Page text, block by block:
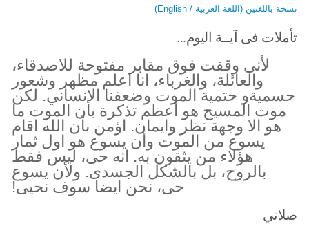
نسخة باللغتين (اللغة العربية / English)
تأملات فى آيــة اليوم...
لأنى وقفت فوق مقابر مفتوحة للاصدقاء،
والعائلة، والغرباء، انا اعلم مظهر وشعور
حسميةو حتمية الموت وضعفنا الانساني. لكن
موت المسيح هو أعظم تذكرة بأن الموت ما
هو الا وجهة نظر وايمان. اؤمن بأن الله اقام
يسوع من الموت وأن يسوع هو اول ثمار
هؤلاء من يثقون به. انه حى، ليس فقط
بالروح، بل بالشكل الجسدى. ولأن يسوع
حى، نحن ايضا سوف نحيى!
صلاتي